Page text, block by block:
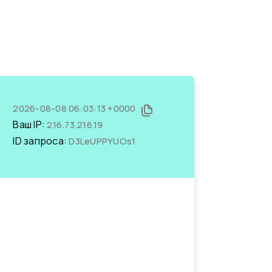
2026-08-08 06:03:13 +0000
Ваш IP:216.73.216.19
ID запроса:D3LeUPPYUOs1